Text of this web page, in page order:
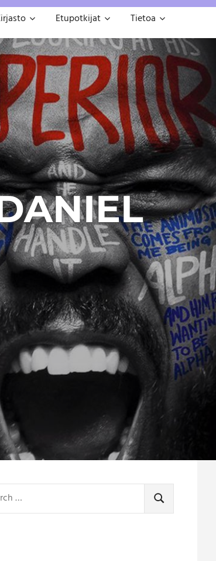
Etupotkijat Tietoa
SEARCH